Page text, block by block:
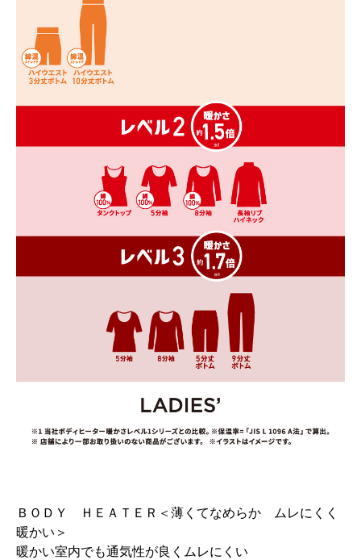
ＢＯＤＹ ＨＥＡＴＥＲ＜薄くてなめらか ムレにくく
暖かい＞
暖かい室内でも通気性が良くムレにくい